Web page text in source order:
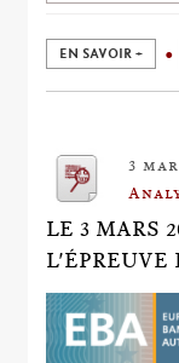
EN SAVOIR +
3
LE 3 MARS
L'ÉPREUVE